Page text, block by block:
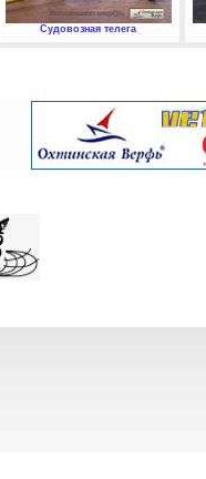
Судовозная телега